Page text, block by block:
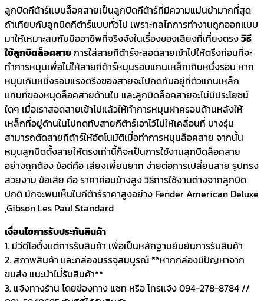
ลูกบิดกีต้าร์แบบล็อคสายเป็นลูกบิดกีต้าร์ที่มีความแม่นยำมากที่สุด
ถ้าเทียบกับลูกบิดกีต้าร์แบบทั่วไป เพราะกลไกการทำงานถูกออกแบบ
มาให้เหมาะสมกับมืออาชีพที่จริงจังในเรื่องของเสียงที่เที่ยงตรงวิธี
ใช้ลูกบิดล็อคสายการใส่สายกีต้าร์จะสอดสายเข้าไปให้ตรึงก่อนที่จะ
ทำการหมุนเพื่อไม่ให้สายกีต้าร์หมุนรอบแกนเหล็กเกินหนึ่งรอบ หาก
หมุนเกินหนึ่งรอบแรงตรึงของสายจะไปกดทับอยู่ที่ตัวแกนเหล็ก
แทนที่ของหมุดล็อคสายด้านใน และลูกบิดล็อคสายจะไม่มีประโยชน์
ใดๆ เมื่อเราสอดสายเข้าไปแล้วให้ทำการหมุนฝาครอบด้านหลังให้
เหล็กที่อยู่ด้านในไปกดทับสายกีต้าร์เอาไว้ไม่ให้เคลื่อนที่ บางรุ่น
สามารถตัดสายกีต้าร์ให้อัตโนมัติเมื่อทำการหมุนล็อคสาย จากนั้น
หมุนลูกบิดตั้งสายให้ตรงเท่านี้ก็จะเป็นการใช้งานลูกบิดล็อคสาย
อย่างถูกต้อง ข้อดีคือ เสียงเพี้ยนยาก ง่ายต่อการเปลี่ยนสาย รูปทรง
สวยงาม ข้อเสีย คือ ราคาค่อนข้างสูง วิธีการใช้งานต่างจากลูกบิด
ปกติ มักจะพบเห็นในกีต้าร์ราคาสูงอย่าง Fender American Deluxe
,Gibson Les Paul Standard
เงื่อนไขการรับประกันสินค้า
1. มีวีดีโอตั้งแต่การรับสินค้า เพื่อเป็นหลักฐานยืนยันการรับสินค้า
2. สภาพสินค้า และกล่องบรรจุสมบูรณ์ **หากกล่องมีปัญหาจาก
ขนส่ง แนะนำไม่่รับสินค้า**
3. แจ้งทางร้าน โดยช่องทาง แชท หรือ โทรแจ้ง 094-278-8784 //